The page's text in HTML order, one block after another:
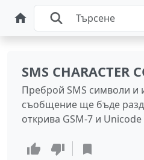
SMS CHARACTER
Преброй SMS символи и
съобщение ще бъде
открива GSM-7 и